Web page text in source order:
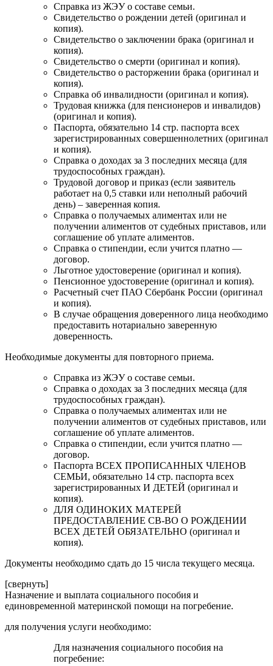
Справка из ЖЭУ о составе семьи.
Свидетельство о рождении детей (оригинал и
копия).
Свидетельство о заключении брака (оригинал и
копия).
Свидетельство о смерти (оригинал и копия).
Свидетельство о расторжении брака (оригинал и
копия).
Справка об инвалидности (оригинал и копия).
Трудовая книжка (для пенсионеров и инвалидов)
(оригинал и копия).
Паспорта, обязательно 14 стр. паспорта всех
зарегистрированных совершеннолетних (оригинал
и копия).
Справка о доходах за 3 последних месяца (для
трудоспособных граждан).
Трудовой договор и приказ (если заявитель
работает на 0,5 ставки или неполный рабочий
день) – заверенная копия.
Справка о получаемых алиментах или не
получении алиментов от судебных приставов, или
соглашение об уплате алиментов.
Справка о стипендии, если учится платно —
договор.
Льготное удостоверение (оригинал и копия).
Пенсионное удостоверение (оригинал и копия).
Расчетный счет ПАО Сбербанк России (оригинал
и копия).
В случае обращения доверенного лица необходимо
предоставить нотариально заверенную
доверенность.
Необходимые документы для повторного приема.
Справка из ЖЭУ о составе семьи.
Справка о доходах за 3 последних месяца (для
трудоспособных граждан).
Справка о получаемых алиментах или не
получении алиментов от судебных приставов, или
соглашение об уплате алиментов.
Справка о стипендии, если учится платно —
договор.
Паспорта ВСЕХ ПРОПИСАННЫХ ЧЛЕНОВ
СЕМЬИ, обязательно 14 стр. паспорта всех
зарегистрированных И ДЕТЕЙ (оригинал и
копия).
ДЛЯ ОДИНОКИХ МАТЕРЕЙ
ПРЕДОСТАВЛЕНИЕ СВ-ВО О РОЖДЕНИИ
ВСЕХ ДЕТЕЙ ОБЯЗАТЕЛЬНО (оригинал и
копия).
Документы необходимо сдать до 15 числа текущего месяца.
[свернуть]
Назначение и выплата социального пособия и
единовременной материнской помощи на погребение.
для получения услуги необходимо:
Для назначения социального пособия на
погребение: